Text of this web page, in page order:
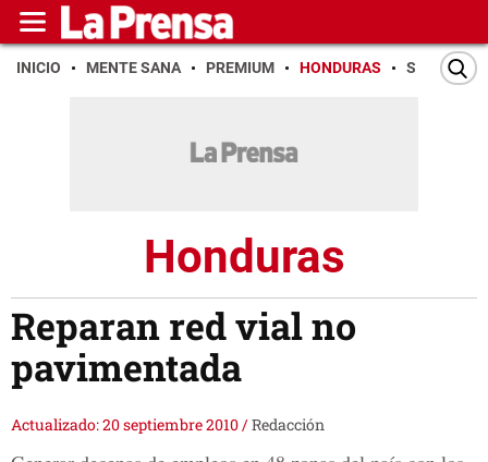
INICIO MENTE SANA PREMIUM HONDURAS SAN PEDRO
Honduras
Reparan red vial no
pavimentada
Actualizado: 20 septiembre 2010/Redacción